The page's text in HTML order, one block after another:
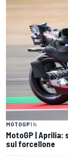
MOTOGP1 h
MotoGP | Aprilia:
sul forcellone